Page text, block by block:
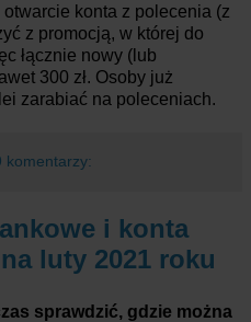
konta z polecenia (z
z promocją, w której do
łącznie nowy (lub
300 zł. Osoby już
zarabiać na poleceniach.
komentarzy:
i konta
luty 2021 roku
sprawdzić, gdzie można